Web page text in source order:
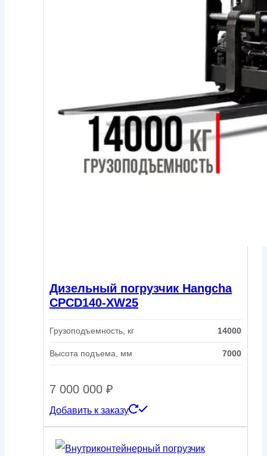
Дизельный погрузчик Hangcha
CPCD140-XW25
Грузоподъемность, кг 14000
Высота подъема, мм 7000
7 000 000 ₽
Добавить к заказу